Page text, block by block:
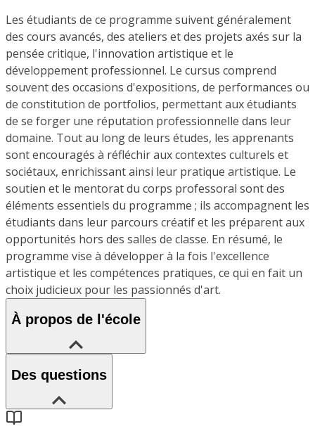
Les étudiants de ce programme suivent généralement
des cours avancés, des ateliers et des projets axés sur la
pensée critique, l'innovation artistique et le
développement professionnel. Le cursus comprend
souvent des occasions d'expositions, de performances ou
de constitution de portfolios, permettant aux étudiants
de se forger une réputation professionnelle dans leur
domaine. Tout au long de leurs études, les apprenants
sont encouragés à réfléchir aux contextes culturels et
sociétaux, enrichissant ainsi leur pratique artistique. Le
soutien et le mentorat du corps professoral sont des
éléments essentiels du programme ; ils accompagnent les
étudiants dans leur parcours créatif et les préparent aux
opportunités hors des salles de classe. En résumé, le
programme vise à développer à la fois l'excellence
artistique et les compétences pratiques, ce qui en fait un
choix judicieux pour les passionnés d'art.
À propos de l'école
Des questions